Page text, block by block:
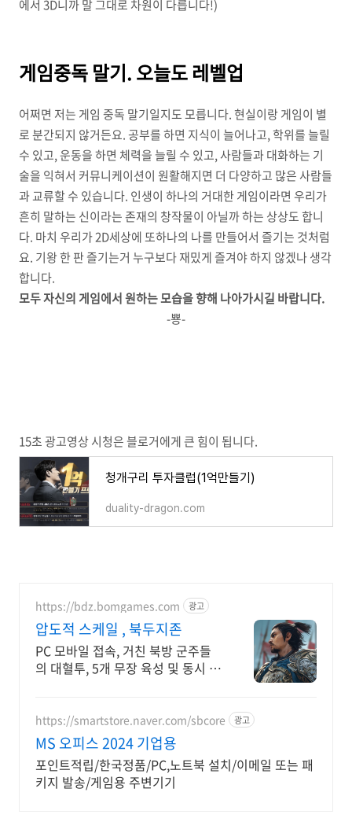
에서 3D니까 말 그대로 차원이 다릅니다!)
게임중독 말기. 오늘도 레벨업
어쩌면 저는 게임 중독 말기일지도 모릅니다. 현실이랑 게임이 별
로 분간되지 않거든요. 공부를 하면 지식이 늘어나고, 학위를 늘릴
수 있고, 운동을 하면 체력을 늘릴 수 있고, 사람들과 대화하는 기
술을 익혀서 커뮤니케이션이 원활해지면 더 다양하고 많은 사람들
과 교류할 수 있습니다. 인생이 하나의 거대한 게임이라면 우리가
흔히 말하는 신이라는 존재의 창작물이 아닐까 하는 상상도 합니
다. 마치 우리가 2D세상에 또하나의 나를 만들어서 즐기는 것처럼
요. 기왕 한 판 즐기는거 누구보다 재밌게 즐겨야 하지 않겠나 생각
합니다.
모두 자신의 게임에서 원하는 모습을 향해 나아가시길 바랍니다.
-뿅-
15초 광고영상 시청은 블로거에게 큰 힘이 됩니다.
청개구리 투자클럽(1억만들기)
duality-dragon.com
https://bdz.bomgames.com 광고
압도적 스케일 , 북두지존
PC 모바일 접속, 거친 북방 군주들
의 대혈투, 5개 무장 육성 및 동시 전
https://smartstore.naver.com/sbcore 광고
MS 오피스 2024 기업용
포인트적립/한국정품/PC,노트북 설치/이메일 또는 패
키지 발송/게임용 주변기기